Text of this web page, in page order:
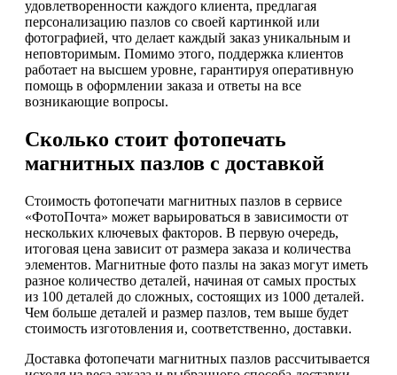
удовлетворенности каждого клиента, предлагая
персонализацию пазлов со своей картинкой или
фотографией, что делает каждый заказ уникальным и
неповторимым. Помимо этого, поддержка клиентов
работает на высшем уровне, гарантируя оперативную
помощь в оформлении заказа и ответы на все
возникающие вопросы.
Сколько стоит фотопечать
магнитных пазлов с доставкой
Стоимость фотопечати магнитных пазлов в сервисе
«ФотоПочта» может варьироваться в зависимости от
нескольких ключевых факторов. В первую очередь,
итоговая цена зависит от размера заказа и количества
элементов. Магнитные фото пазлы на заказ могут иметь
разное количество деталей, начиная от самых простых
из 100 деталей до сложных, состоящих из 1000 деталей.
Чем больше деталей и размер пазлов, тем выше будет
стоимость изготовления и, соответственно, доставки.
Доставка фотопечати магнитных пазлов рассчитывается